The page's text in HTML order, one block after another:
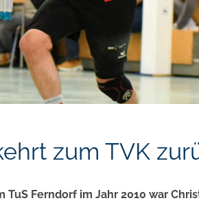
zum TVK
Ferndorf im Jahr 2010 war